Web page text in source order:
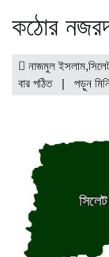
কঠোর
নাজমুল
বার পঠিত
| পড়ুন